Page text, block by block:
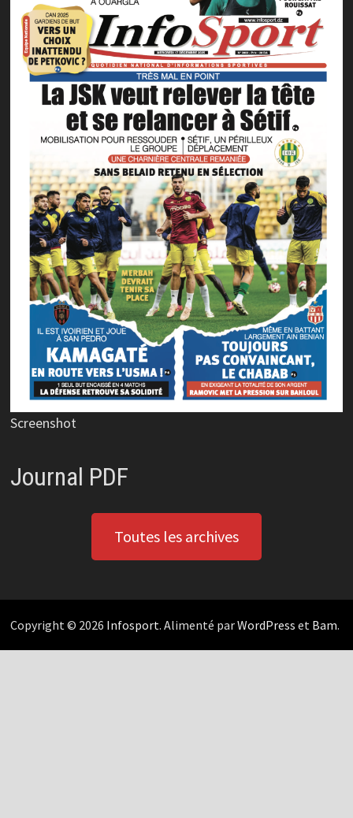
Screenshot
Journal PDF
Toutes les archives
Copyright © 2026 Infosport. Alimenté parWordPress et Bam.